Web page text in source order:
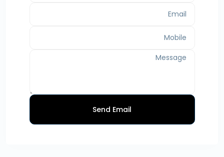
Send Email